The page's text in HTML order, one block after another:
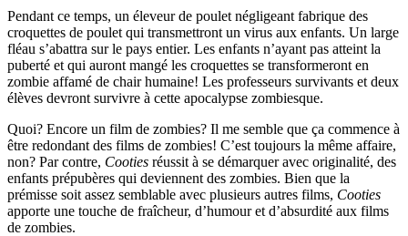
Pendant ce temps, un éleveur de poulet négligeant fabrique des
croquettes de poulet qui transmettront un virus aux enfants. Un large
fléau s’abattra sur le pays entier. Les enfants n’ayant pas atteint la
puberté et qui auront mangé les croquettes se transformeront en
zombie affamé de chair humaine! Les professeurs survivants et deux
élèves devront survivre à cette apocalypse zombiesque.
Quoi? Encore un film de zombies? Il me semble que ça commence à
être redondant des films de zombies! C’est toujours la même affaire,
non? Par contre, Cooties réussit à se démarquer avec originalité, des
enfants prépubères qui deviennent des zombies. Bien que la
prémisse soit assez semblable avec plusieurs autres films, Cooties
apporte une touche de fraîcheur, d’humour et d’absurdité aux films
de zombies.